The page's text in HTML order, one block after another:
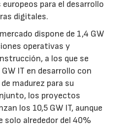
para el desarrollo
digitales.
dispone de 1,4 GW
operativas y
a los que se
IT en desarrollo con
madurez para su
los proyectos
los 10,5 GW IT, aunque
solo alrededor del 40%